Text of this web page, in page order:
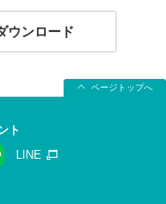
ウンロード
ページトップへ
ト
LINE